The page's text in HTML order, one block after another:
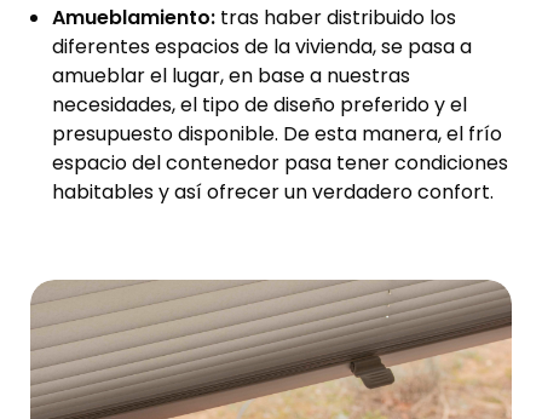
Amueblamiento: tras haber distribuido los
diferentes espacios de la vivienda, se pasa a
amueblar el lugar, en base a nuestras
necesidades, el tipo de diseño preferido y el
presupuesto disponible. De esta manera, el frío
espacio del contenedor pasa tener condiciones
habitables y así ofrecer un verdadero confort.